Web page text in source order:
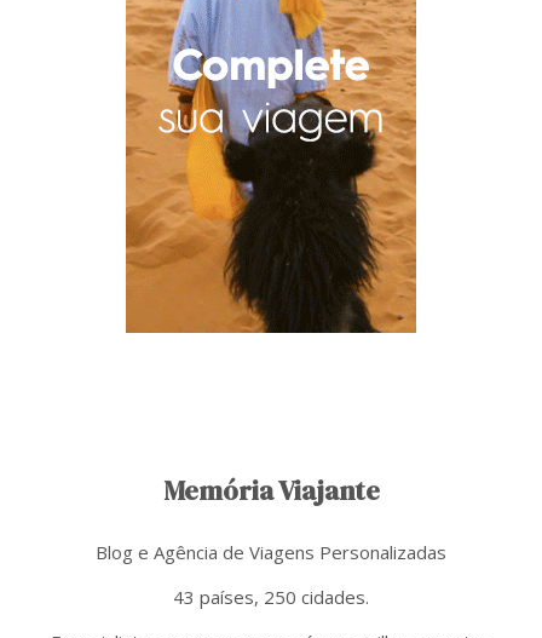
Memória Viajante
Blog e Agência de Viagens Personalizadas
43 países, 250 cidades.